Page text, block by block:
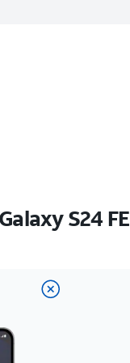
S24 FE